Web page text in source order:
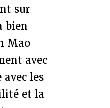
sur
bien
Mao
avec
les
et la